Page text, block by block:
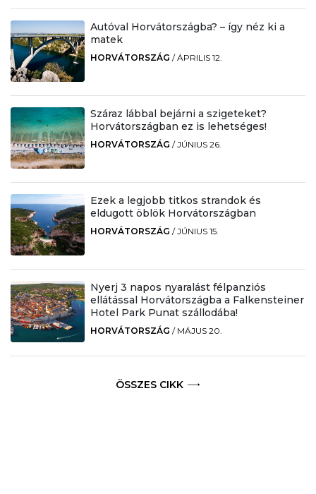
Autóval Horvátországba? – így néz ki a
matek
HORVÁTORSZÁG /ÁPRILIS 12.
Száraz lábbal bejárni a szigeteket?
Horvátországban ez is lehetséges!
HORVÁTORSZÁG /JÚNIUS 26.
Ezek a legjobb titkos strandok és
eldugott öblök Horvátországban
HORVÁTORSZÁG /JÚNIUS 15.
Nyerj 3 napos nyaralást félpanziós
ellátással Horvátországba a Falkensteiner
Hotel Park Punat szállodába!
HORVÁTORSZÁG / MÁJUS 20.
ÖSSZES CIKK